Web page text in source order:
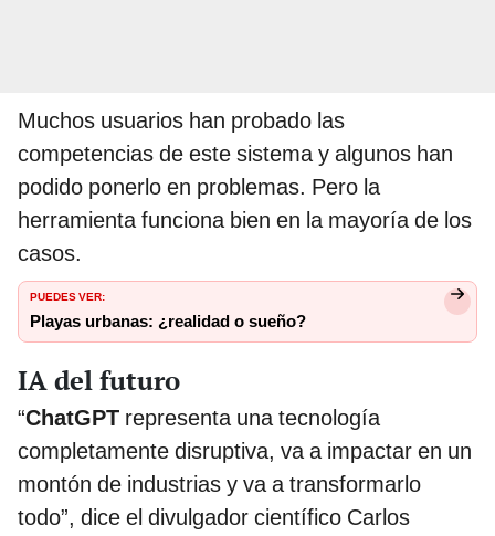
Muchos usuarios han probado las
competencias de este sistema y algunos han
podido ponerlo en problemas. Pero la
herramienta funciona bien en la mayoría de los
casos.
PUEDES VER:
Playas urbanas: ¿realidad o sueño?
IA del futuro
“ChatGPT representa una tecnología
completamente disruptiva, va a impactar en un
montón de industrias y va a transformarlo
todo”, dice el divulgador científico Carlos